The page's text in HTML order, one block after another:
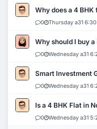
Why does a 4
0 Thursday a31
Why should I buy
0 Wednesday a31
Smart Investment
0 Wednesday a31
Is a 4 BHK Flat in
0 Wednesday a31